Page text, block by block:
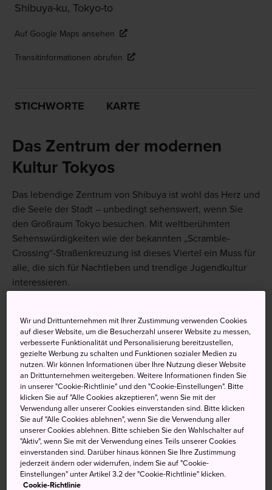
Shibuya-ku, Tokyo-to
Auf Google Maps ansehen
Transitinformationen abrufen
STICHWORTE KARTE
Das Zentrum der modernen
Kultur Tokyos
Das lebendige Zentrum von Shibuya ist wohl das Herz und
die Seele der Stadt – unbedingt sehenswert, wenn Sie
den Großraum Tokyo besuchen. Mit weltberühmten
Sehenswürdigkeiten wie der bekannten „Scramble-
Crossing“-Straßenkreuzung ist dieses Viertel ein Muss für
alle, die sich für Nachtleben und trendige Jugendkultur
interessieren.
Nicht verpassen
Menschen beobachten an der irrwitzigen
Shibuya-Kreuzung
Die Statue von Hachiko, Japans geliebtem
treuen Hund, begrüßen
Das Beste von Tokyos Nachtleben auf der
Center Gai- und der Dogenzaka-Straße
Wir und Drittunternehmen mit Ihrer Zustimmung verwenden Cookies
auf dieser Website, um die Besucherzahl unserer Website zu messen,
verbesserte Funktionalität und Personalisierung bereitzustellen,
gezielte Werbung zu schalten und Funktionen sozialer Medien zu
nutzen. Wir können Informationen über Ihre Nutzung dieser Website
an Drittunternehmen weitergeben. Weitere Informationen finden Sie
in unserer "Cookie-Richtlinie" und den "Cookie-Einstellungen". Bitte
klicken Sie auf "Alle Cookies akzeptieren", wenn Sie mit der
Verwendung aller unserer Cookies einverstanden sind. Bitte klicken
Sie auf "Alle Cookies ablehnen", wenn Sie die Verwendung aller
unserer Cookies ablehnen. Bitte schieben Sie den Wahlschalter auf
"Aktiv", wenn Sie mit der Verwendung eines Teils unserer Cookies
einverstanden sind. Darüber hinaus können Sie Ihre Zustimmung
jederzeit ändern oder widerrufen, indem Sie auf "Cookie-
Einstellungen" unter Artikel 3.2 der "Cookie-Richtlinie" klicken.
Cookie-Richtlinie